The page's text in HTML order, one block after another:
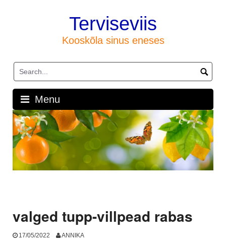
Terviseviis
Kooskõla sinus eneses
Menu
valged tupp-villpead rabas
17/05/2022 ANNIKA